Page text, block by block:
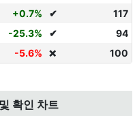
+0.7% ✔
117
-25.3% ✔
94
-5.6% ❌ 100
확인 차트